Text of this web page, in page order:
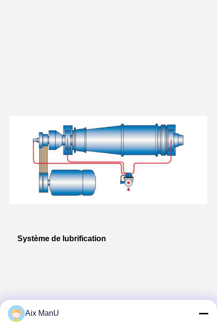
Système de lubrification
En plus de la lubrification manuelle
traditionnelle par graisse, la lubrification
Aix ManU